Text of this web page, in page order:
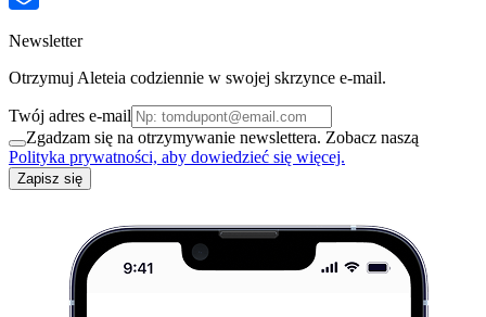
Newsletter
Otrzymuj Aleteia codziennie w swojej skrzynce e-mail.
Twój adres e-mail
Zgadzam się na otrzymywanie newslettera. Zobacz naszą
Polityka prywatności, aby dowiedzieć się więcej.
Zapisz się